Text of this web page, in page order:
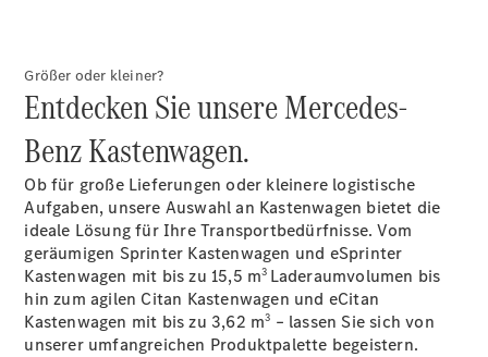
Übersicht
Serienausstattung
Remote
Größer oder kleiner?
Entdecken Sie unsere Mercedes-
Benz Kastenwagen.
Ob für große Lieferungen oder kleinere logistische
Aufgaben, unsere Auswahl an Kastenwagen bietet die
ideale Lösung für Ihre Transportbedürfnisse. Vom
geräumigen Sprinter Kastenwagen und eSprinter
Kastenwagen mit bis zu 15,5 m3 Laderaumvolumen bis
hin zum agilen Citan Kastenwagen und eCitan
Kastenwagen mit bis zu 3,62 m3 – lassen Sie sich von
unserer umfangreichen Produktpalette begeistern.